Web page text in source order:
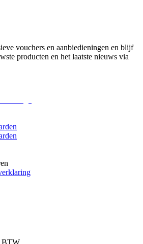
vouchers en aanbiedieningen en blijf
producten en het laatste nieuws via